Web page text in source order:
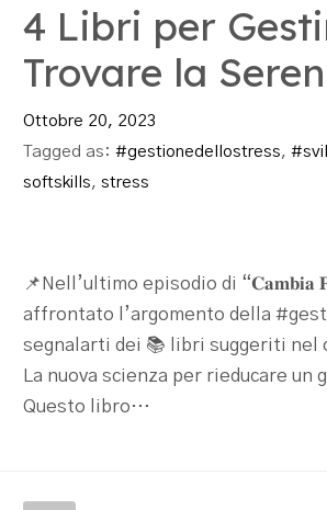
4 Libri per
Trovare la
Ottobre 20, 2023
Tagged as: #gestionedellostress,
softskills, stress
📌Nell’ultimo episodio di “𝐂𝐚𝐦𝐛𝐢𝐚
affrontato l’argomento della
segnalarti dei 📚 libri suggeriti nel
La nuova scienza per rieducare
Questo libro…